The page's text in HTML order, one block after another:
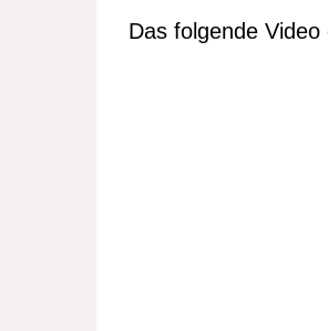
Das folgende